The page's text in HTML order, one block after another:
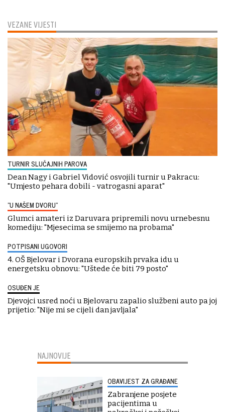
VEZANE VIJESTI
TURNIR SLUČAJNIH PAROVA
Dean Nagy i Gabriel Vidović osvojili turnir u Pakracu:
"Umjesto pehara dobili - vatrogasni aparat"
"U NAŠEM DVORU"
Glumci amateri iz Daruvara pripremili novu urnebesnu
komediju: "Mjesecima se smijemo na probama"
POTPISANI UGOVORI
4. OŠ Bjelovar i Dvorana europskih prvaka idu u
energetsku obnovu: "Uštede će biti 79 posto"
OSUĐEN JE
Djevojci usred noći u Bjelovaru zapalio službeni auto pa joj
prijetio: "Nije mi se cijeli dan javljala"
NAJNOVIJE
OBAVIJEST ZA GRAĐANE
Zabranjene posjete
pacijentima u